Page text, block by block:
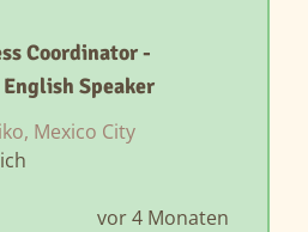
Coordinator -
Speaker
Mexico City
vor 4 Monaten